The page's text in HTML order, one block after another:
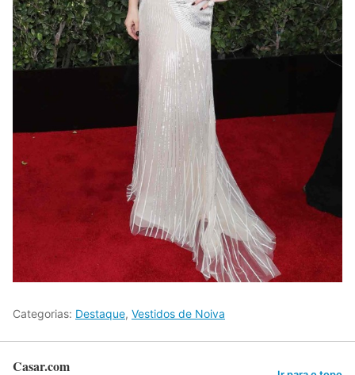
Categorias: Destaque, Vestidos de Noiva
Casar.com